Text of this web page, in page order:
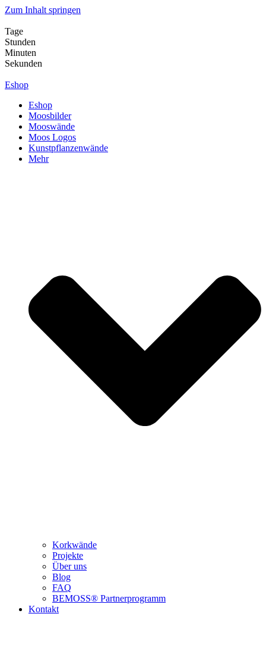
Zum Inhalt springen
Tage
Stunden
Minuten
Sekunden
Eshop
Eshop
Moosbilder
Mooswände
Moos Logos
Kunstpflanzenwände
Mehr
Korkwände
Projekte
Über uns
Blog
FAQ
BEMOSS® Partnerprogramm​
Kontakt